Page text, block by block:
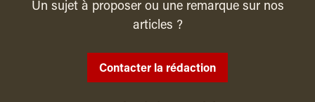
Un sujet à proposer ou une remarque sur nos
articles ?
Contacter la rédaction